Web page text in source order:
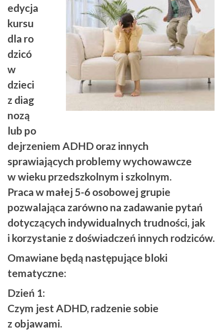
edycja
kursu
dla ro
dzicó
w
dzieci
z diag
nozą
lub po
dejrzeniem ADHD oraz innych
sprawiających problemy wychowawcze
w wieku przedszkolnym i szkolnym.
Praca w małej 5-6 osobowej grupie
pozwalająca zarówno na zadawanie pytań
dotyczących indywidualnych trudności, jak
i korzystanie z doświadczeń innych rodziców.
Omawiane będą następujące bloki
tematyczne:
Dzień 1:
Czym jest ADHD, radzenie sobie
z objawami.